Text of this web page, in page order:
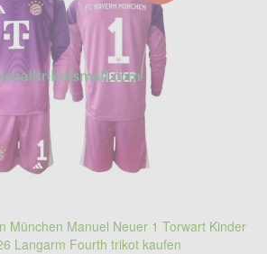
München Manuel Neuer 1 Torwart Kinder
Langarm Fourth trikot kaufen